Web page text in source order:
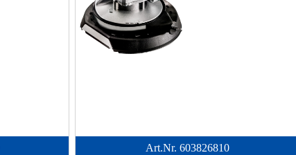
Art.Nr. 603826810